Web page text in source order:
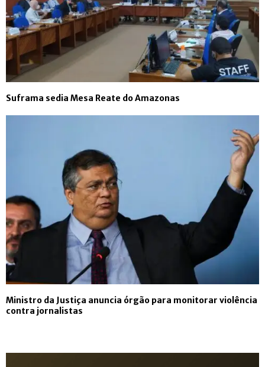
Suframa sedia Mesa Reate do Amazonas
Ministro da Justiça anuncia órgão para monitorar violência
contra jornalistas